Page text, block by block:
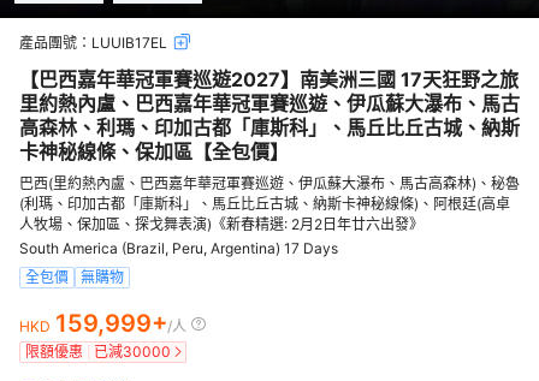
產品團號： LUUIB17EL
【巴西嘉年華冠軍賽巡遊2027】南美洲三國 17天狂野之旅
里約熱內盧、巴西嘉年華冠軍賽巡遊、伊瓜蘇大瀑布、馬古
高森林、利瑪、印加古都「庫斯科」、馬丘比丘古城、納斯
卡神秘線條、保加區【全包價】
巴西(里約熱內盧、巴西嘉年華冠軍賽巡遊、伊瓜蘇大瀑布、馬古高森林)、秘魯
(利瑪、印加古都「庫斯科」、馬丘比丘古城、納斯卡神秘線條)、阿根廷(高卓
人牧場、保加區、探戈舞表演)《新春精選: 2月2日年廿六出發》
South America (Brazil, Peru, Argentina) 17 Days
全包價
無購物
HKD 159,999+/人
限額優惠
已減30000